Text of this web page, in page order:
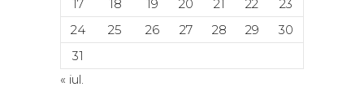
17
18 19 20 21 22
23
24
25 26 27 28 29
30
31
« iul.